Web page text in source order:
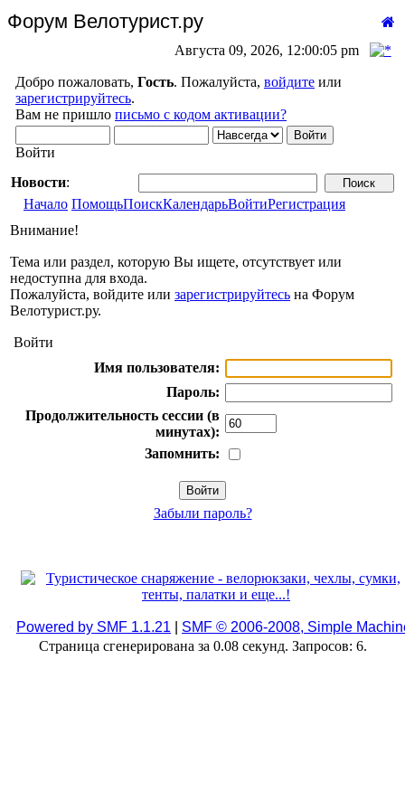
Форум Велотурист.ру
Августа 09, 2026, 12:00:05 pm
Добро пожаловать, Гость. Пожалуйста, войдите или
зарегистрируйтесь.
Вам не пришло письмо с кодом активации?
Войти
Новости:
Начало ПомощьПоискКалендарьВойтиРегистрация
Внимание!
Тема или раздел, которую Вы ищете, отсутствует или
недоступна для входа.
Пожалуйста, войдите или зарегистрируйтесь на Форум
Велотурист.ру.
Войти
Имя пользователя:
Пароль:
Продолжительность сессии (в
минутах):
Запомнить:
Забыли пароль?
Powered by SMF 1.1.21
SMF © 2006-2008, Simple
Страница сгенерирована за 0.08 секунд. Запросов: 6.